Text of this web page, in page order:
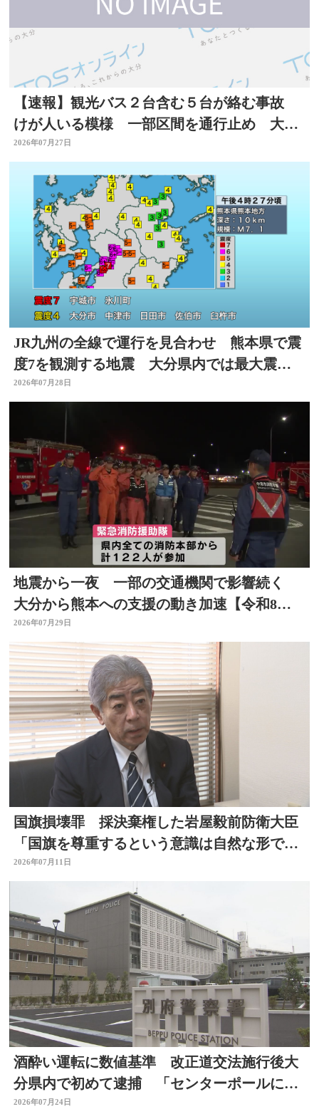
【速報】観光バス２台含む５台が絡む事故
けが人いる模様 一部区間を通行止め 大分
自動車道
2026年07月27日
JR九州の全線で運行を見合わせ 熊本県で震
度7を観測する地震 大分県内では最大震度4
を観測
2026年07月28日
地震から一夜 一部の交通機関で影響続く
大分から熊本への支援の動き加速【令和8年
熊本地震】
2026年07月29日
国旗損壊罪 採決棄権した岩屋毅前防衛大臣
「国旗を尊重するという意識は自然な形で育
まれるべきもの」大分
2026年07月11日
酒酔い運転に数値基準 改正道交法施行後大
分県内で初めて逮捕 「センターポールに接
触して去った」と通報
2026年07月24日